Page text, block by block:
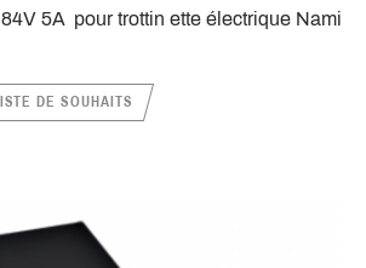
5A pour trottin ette électrique Nami
DE SOUHAITS